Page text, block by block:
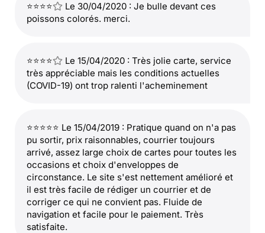
⭐⭐⭐⭐
Le 30/04/2020 : Je bulle devant ces
poissons colorés. merci.
⭐⭐⭐⭐
Le 15/04/2020 : Très jolie carte, service
très appréciable mais les conditions actuelles
(COVID-19) ont trop ralenti l'acheminement
⭐⭐⭐⭐⭐ Le 15/04/2019 : Pratique quand on n'a pas
pu sortir, prix raisonnables, courrier toujours
arrivé, assez large choix de cartes pour toutes les
occasions et choix d'enveloppes de
circonstance. Le site s'est nettement amélioré et
il est très facile de rédiger un courrier et de
corriger ce qui ne convient pas. Fluide de
navigation et facile pour le paiement. Très
satisfaite.